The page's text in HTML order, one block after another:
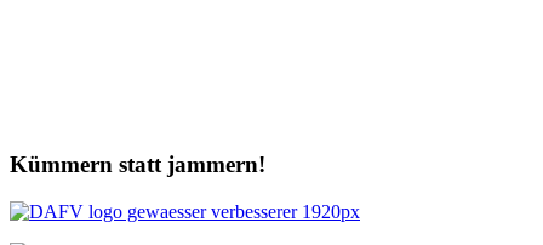
Kümmern statt jammern!